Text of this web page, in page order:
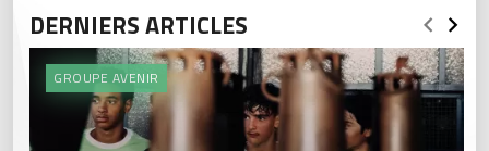
DERNIERS ARTICLES
GROUPE AVENIR